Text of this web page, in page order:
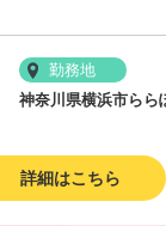
勤務地
神奈川県横浜市らら
詳細はこちら